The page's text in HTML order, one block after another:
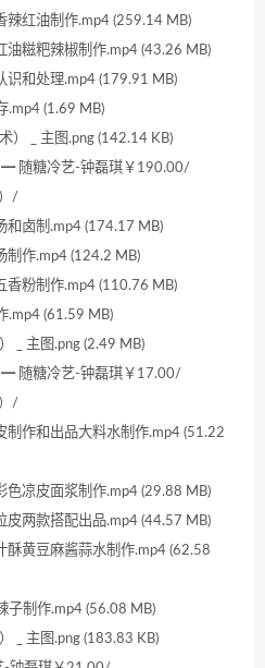
红油制作.mp4 (259.14 MB)
糍粑辣椒制作.mp4 (43.26 MB)
和处理.mp4 (179.91 MB)
.mp4 (1.69 MB)
） _ 主图.png (142.14 KB)
随糖冷艺-钟磊琪￥190.00/
/
卤制.mp4 (174.17 MB)
作.mp4 (124.2 MB)
粉制作.mp4 (110.76 MB)
.mp4 (61.59 MB)
_ 主图.png (2.49 MB)
随糖冷艺-钟磊琪￥17.00/
/
作和出品大料水制作.mp4 (51.22
凉皮面浆制作.mp4 (29.88 MB)
两款搭配出品.mp4 (44.57 MB)
黄豆麻酱蒜水制作.mp4 (62.58
制作.mp4 (56.08 MB)
_ 主图.png (183.83 KB)